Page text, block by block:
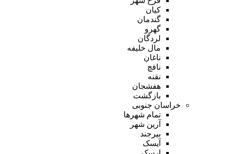
کیان
گندمان
گهرو
لردگان
مال خلیفه
ناغان
نافچ
نقنه
هفشجان
بازگشت
خراسان جنوبی
تمام شهر‌ها
آرین شهر
بیرجند
آیسک